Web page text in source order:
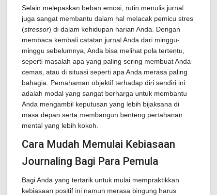
Selain melepaskan beban emosi, rutin menulis jurnal
juga sangat membantu dalam hal melacak pemicu stres
(stressor) di dalam kehidupan harian Anda. Dengan
membaca kembali catatan jurnal Anda dari minggu-
minggu sebelumnya, Anda bisa melihat pola tertentu,
seperti masalah apa yang paling sering membuat Anda
cemas, atau di situasi seperti apa Anda merasa paling
bahagia. Pemahaman objektif terhadap diri sendiri ini
adalah modal yang sangat berharga untuk membantu
Anda mengambil keputusan yang lebih bijaksana di
masa depan serta membangun benteng pertahanan
mental yang lebih kokoh.
Cara Mudah Memulai Kebiasaan
Journaling Bagi Para Pemula
Bagi Anda yang tertarik untuk mulai mempraktikkan
kebiasaan positif ini namun merasa bingung harus